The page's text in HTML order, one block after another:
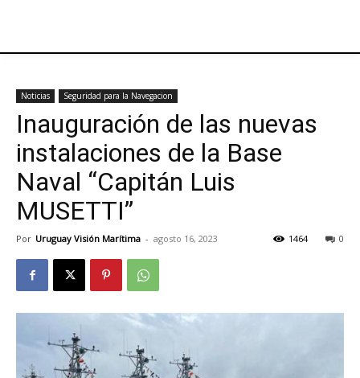
Noticias Seguridad para la Navegacion
Inauguración de las nuevas
instalaciones de la Base
Naval “Capitán Luis
MUSETTI”
Por Uruguay Visión Marítima - agosto 16, 2023 0
1464